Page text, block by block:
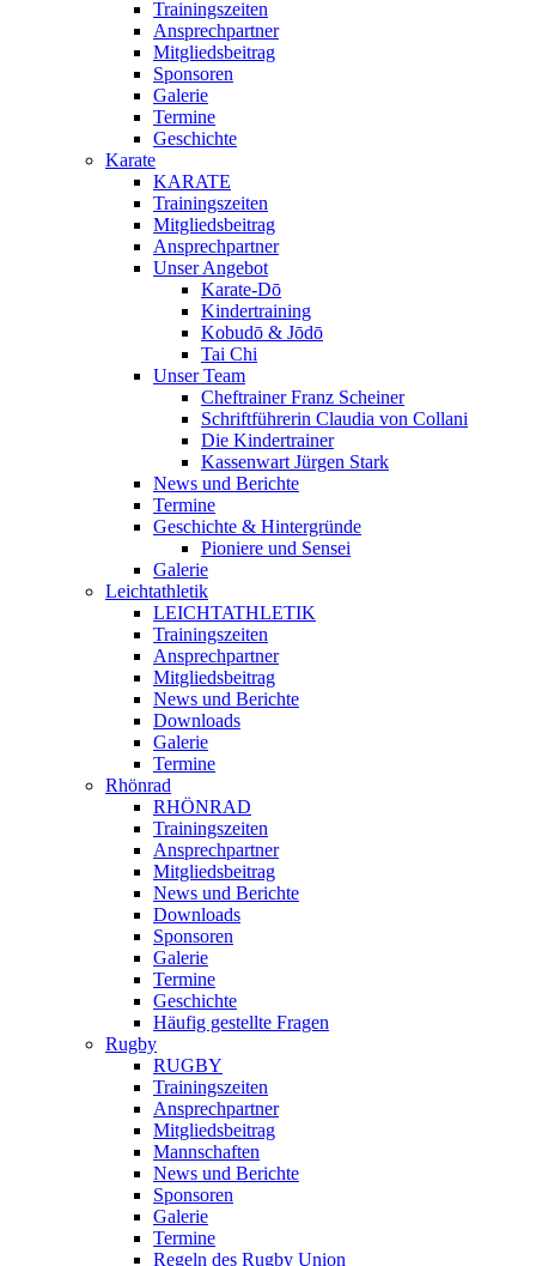
Trainingszeiten
Ansprechpartner
Mitgliedsbeitrag
Sponsoren
Galerie
Termine
Geschichte
Karate
KARATE
Trainingszeiten
Mitgliedsbeitrag
Ansprechpartner
Unser Angebot
Karate-Dō
Kindertraining
Kobudō & Jōdō
Tai Chi
Unser Team
Cheftrainer Franz Scheiner
Schriftführerin Claudia von Collani
Die Kindertrainer
Kassenwart Jürgen Stark
News und Berichte
Termine
Geschichte & Hintergründe
Pioniere und Sensei
Galerie
Leichtathletik
LEICHTATHLETIK
Trainingszeiten
Ansprechpartner
Mitgliedsbeitrag
News und Berichte
Downloads
Galerie
Termine
Rhönrad
RHÖNRAD
Trainingszeiten
Ansprechpartner
Mitgliedsbeitrag
News und Berichte
Downloads
Sponsoren
Galerie
Termine
Geschichte
Häufig gestellte Fragen
Rugby
RUGBY
Trainingszeiten
Ansprechpartner
Mitgliedsbeitrag
Mannschaften
News und Berichte
Sponsoren
Galerie
Termine
Regeln des Rugby Union